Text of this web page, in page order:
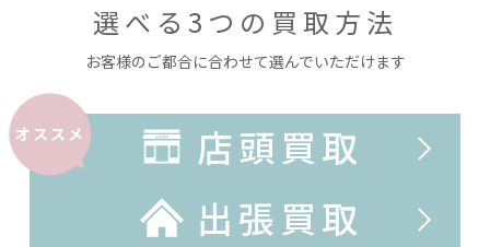
選べる3つの買取方法
お客様のご都合に合わせて選んでいただけます
オススメ
店頭買取
出張買取